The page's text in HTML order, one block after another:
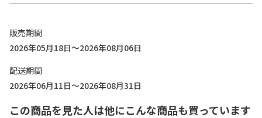
販売期間
2026年05月18日～2026年08月06日
配送期間
2026年06月11日～2026年08月31日
この商品を見た人は他にこんな商品も買っています